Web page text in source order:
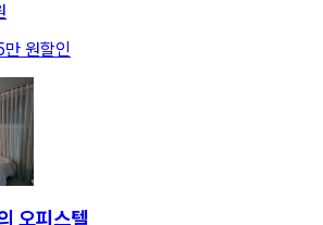
만 원할인
오피스텔